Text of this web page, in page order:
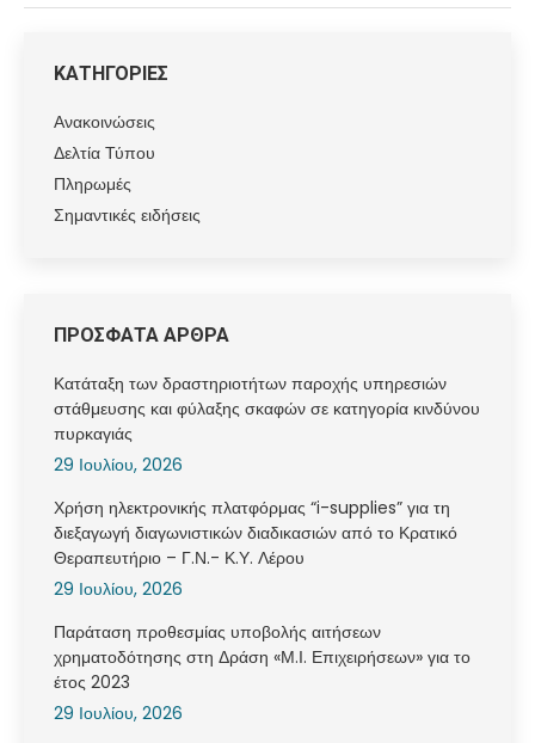
ΚΑΤΗΓΟΡΙΕΣ
Ανακοινώσεις
Δελτία Τύπου
Πληρωμές
Σημαντικές ειδήσεις
ΠΡΟΣΦΑΤΑ ΑΡΘΡΑ
Κατάταξη των δραστηριοτήτων παροχής υπηρεσιών
στάθμευσης και φύλαξης σκαφών σε κατηγορία κινδύνου
πυρκαγιάς
29 Ιουλίου, 2026
Χρήση ηλεκτρονικής πλατφόρμας “i-supplies” για τη
διεξαγωγή διαγωνιστικών διαδικασιών από το Κρατικό
Θεραπευτήριο – Γ.Ν.- Κ.Υ. Λέρου
29 Ιουλίου, 2026
Παράταση προθεσμίας υποβολής αιτήσεων
χρηματοδότησης στη Δράση «Μ.Ι. Επιχειρήσεων» για το
έτος 2023
29 Ιουλίου, 2026